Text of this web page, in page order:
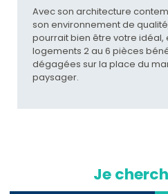
Avec son architecture
son environnement de
pourrait bien être votre idéal,
logements 2 au 6 pièces
dégagées sur la place du
paysager.
Je